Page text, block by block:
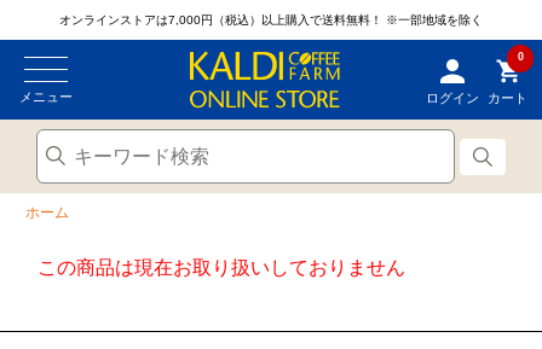
オンラインストアは7,000円（税込）以上購入で送料無料！ ※一部地域を除く
メニュー ログイン
0
カート
ホーム
この商品は現在お取り扱いしておりません